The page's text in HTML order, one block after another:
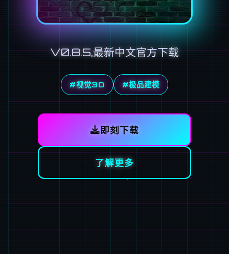
V0.8.5,最新中文官方下载
#视觉3D #极品建模
即刻下载
了解更多